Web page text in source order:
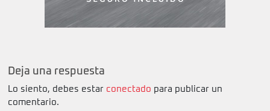
Deja una respuesta
Lo siento, debes estar conectado para publicar un
comentario.